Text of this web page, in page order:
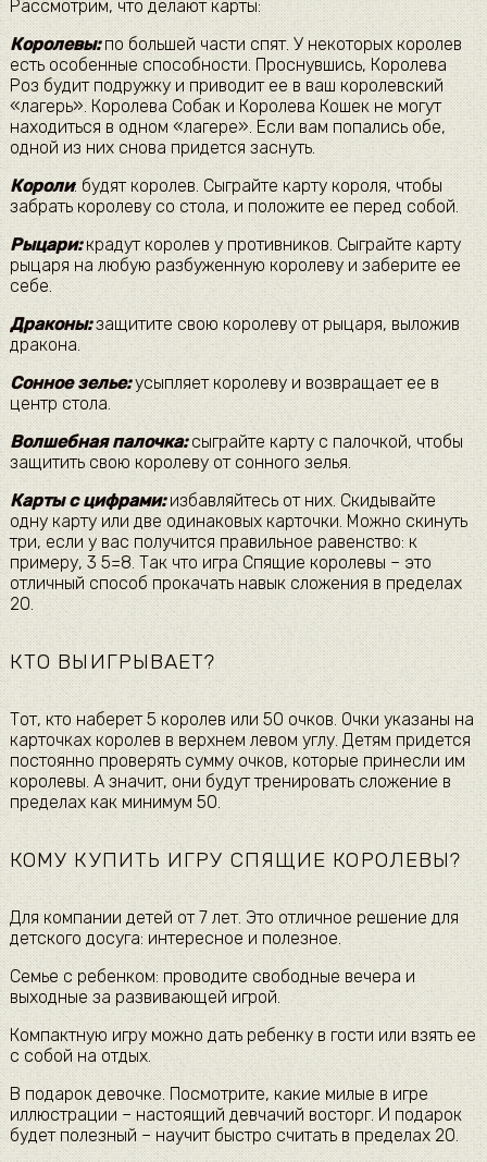
Рассмотрим, что делают карты:
Королевы: по большей части спят. У некоторых королев
есть особенные способности. Проснувшись, Королева
Роз будит подружку и приводит ее в ваш королевский
«лагерь». Королева Собак и Королева Кошек не могут
находиться в одном «лагере». Если вам попались обе,
одной из них снова придется заснуть.
Короли: будят королев. Сыграйте карту короля, чтобы
забрать королеву со стола, и положите ее перед собой.
Рыцари:крадут королев у противников. Сыграйте карту
рыцаря на любую разбуженную королеву и заберите ее
себе.
Драконы:защитите свою королеву от рыцаря, выложив
дракона.
Сонное зелье:усыпляет королеву и возвращает ее в
центр стола.
Волшебная палочка: сыграйте карту с палочкой, чтобы
защитить свою королеву от сонного зелья.
Карты с цифрами: избавляйтесь от них. Скидывайте
одну карту или две одинаковых карточки. Можно скинуть
три, если у вас получится правильное равенство: к
примеру, 3 5=8. Так что игра Спящие королевы – это
отличный способ прокачать навык сложения в пределах
20.
КТО ВЫИГРЫВАЕТ?
Тот, кто наберет 5 королев или 50 очков. Очки указаны на
карточках королев в верхнем левом углу. Детям придется
постоянно проверять сумму очков, которые принесли им
королевы. А значит, они будут тренировать сложение в
пределах как минимум 50.
КОМУ КУПИТЬ ИГРУ СПЯЩИЕ КОРОЛЕВЫ?
Для компании детей от 7 лет. Это отличное решение для
детского досуга: интересное и полезное.
Семье с ребенком: проводите свободные вечера и
выходные за развивающей игрой.
Компактную игру можно дать ребенку в гости или взять ее
с собой на отдых.
В подарок девочке. Посмотрите, какие милые в игре
иллюстрации – настоящий девчачий восторг. И подарок
будет полезный – научит быстро считать в пределах 20.